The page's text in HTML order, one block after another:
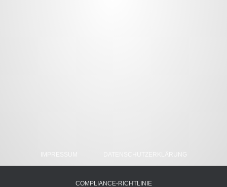
COMPLIANCE-RICHTLINIE